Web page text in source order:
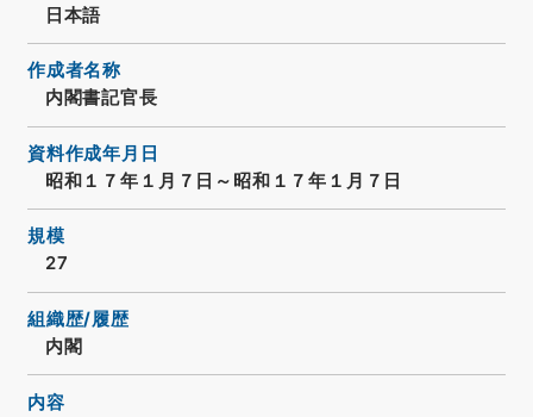
日本語
作成者名称
内閣書記官長
資料作成年月日
昭和１７年１月７日～昭和１７年１月７日
規模
27
組織歴/履歴
内閣
内容